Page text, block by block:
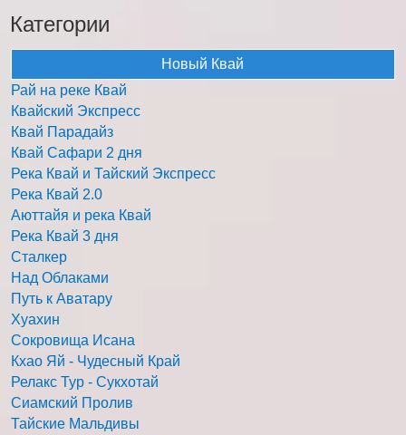
Категории
Новый Квай
Рай на реке Квай
Квайский Экспресс
Квай Парадайз
Квай Сафари 2 дня
Река Квай и Тайский Экспресс
Река Квай 2.0
Аюттайя и река Квай
Река Квай 3 дня
Сталкер
Над Облаками
Путь к Аватару
Хуахин
Сокровища Исана
Кхао Яй - Чудесный Край
Релакс Тур - Сукхотай
Сиамский Пролив
Тайские Мальдивы